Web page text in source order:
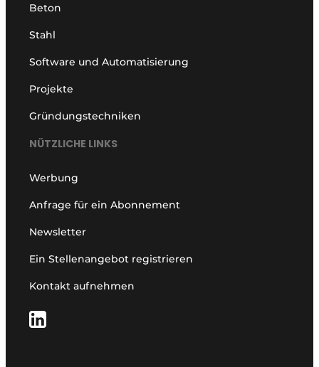
Beton
Stahl
Software und Automatisierung
Projekte
Gründungstechniken
NÜTZLICHE LINKS
Werbung
Anfrage für ein Abonnement
Newsletter
Ein Stellenangebot registrieren
Kontakt aufnehmen